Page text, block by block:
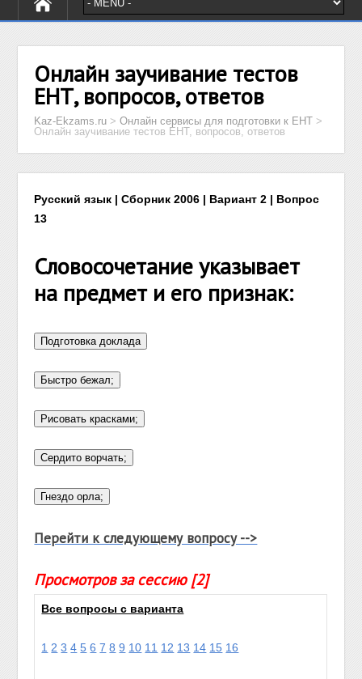
Онлайн заучивание тестов
ЕНТ, вопросов, ответов
Kaz-Ekzams.ru >Онлайн сервисы для подготовки к ЕНТ >
Онлайн заучивание тестов ЕНТ, вопросов, ответов
Русский язык | Сборник 2006 | Вариант 2 | Вопрос
13
Словосочетание указывает
на предмет и его признак:
Перейти к следующему вопросу -->
Просмотров за сессию [2]
Все вопросы с варианта
1 2 3 4 5 6 7 8 9 10 11 12 13 14 15 16